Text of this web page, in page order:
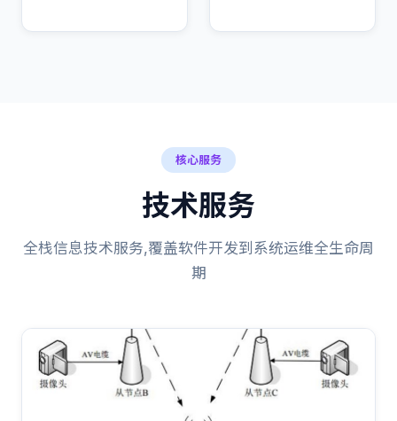
核心服务
技术服务
全栈信息技术服务,覆盖软件开发到系统运维全生命周
期